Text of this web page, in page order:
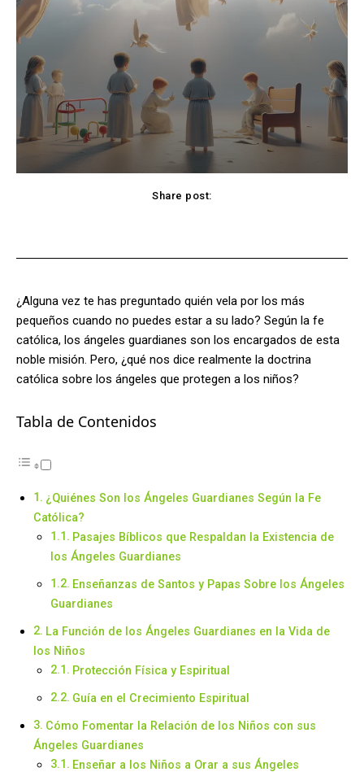
Share post:
¿Alguna vez te has preguntado quién vela por los más
pequeños cuando no puedes estar a su lado? Según la fe
católica, los ángeles guardianes son los encargados de esta
noble misión. Pero, ¿qué nos dice realmente la doctrina
católica sobre los ángeles que protegen a los niños?
Tabla de Contenidos
¿Quiénes Son los Ángeles Guardianes Según la Fe
Católica?
Pasajes Bíblicos que Respaldan la Existencia de
los Ángeles Guardianes
Enseñanzas de Santos y Papas Sobre los Ángeles
Guardianes
La Función de los Ángeles Guardianes en la Vida de
los Niños
Protección Física y Espiritual
Guía en el Crecimiento Espiritual
Cómo Fomentar la Relación de los Niños con sus
Ángeles Guardianes
Enseñar a los Niños a Orar a sus Ángeles